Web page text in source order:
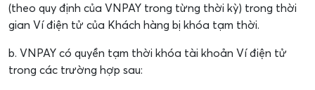
(theo quy định của VNPAY trong từng thời kỳ) trong thời
gian Ví điện tử của Khách hàng bị khóa tạm thời.
b. VNPAY có quyền tạm thời khóa tài khoản Ví điện tử
trong các trường hợp sau: